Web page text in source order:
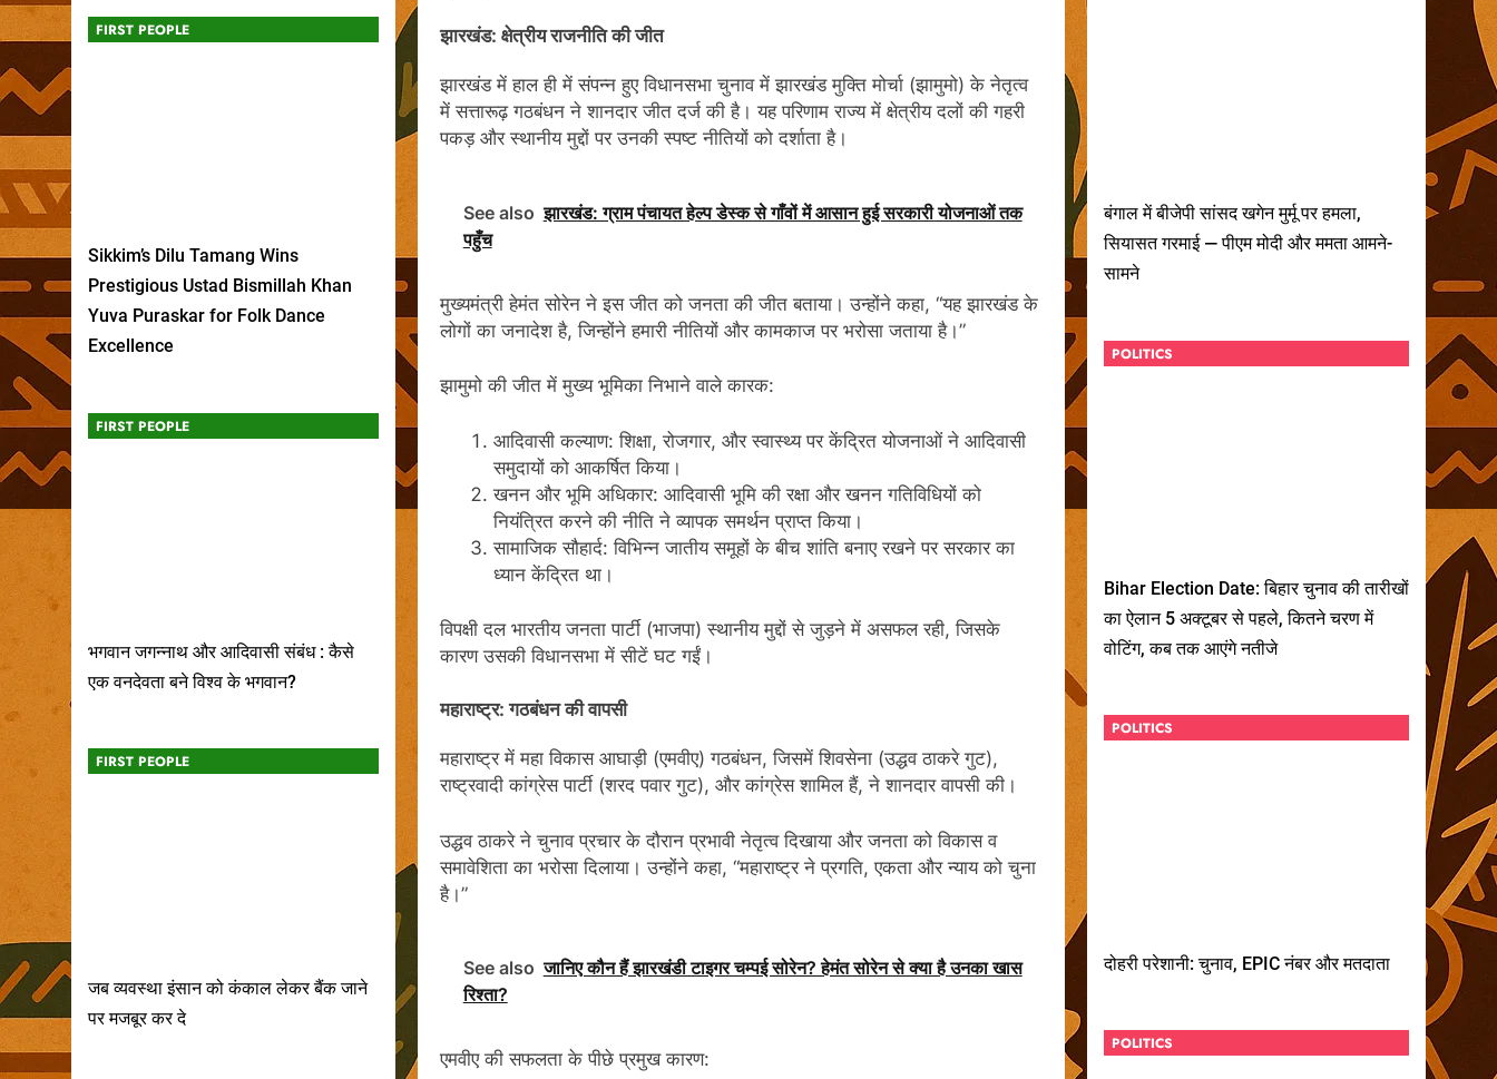
FIRST PEOPLE
Sikkim’s Dilu Tamang Wins
Prestigious Ustad Bismillah Khan
Yuva Puraskar for Folk Dance
Excellence
FIRST PEOPLE
भगवान जगन्नाथ और आदिवासी संबंध : कैसे
एक वनदेवता बने विश्व के भगवान?
FIRST PEOPLE
जब व्यवस्था इंसान को कंकाल लेकर बैंक जाने
पर मजबूर कर दे
झारखंड: क्षेत्रीय राजनीति की जीत
झारखंड में हाल ही में संपन्न हुए विधानसभा चुनाव में झारखंड मुक्ति मोर्चा (झामुमो) के नेतृत्व
में सत्तारूढ़ गठबंधन ने शानदार जीत दर्ज की है। यह परिणाम राज्य में क्षेत्रीय दलों की गहरी
पकड़ और स्थानीय मुद्दों पर उनकी स्पष्ट नीतियों को दर्शाता है।
See also झारखंड: ग्राम पंचायत हेल्प डेस्क से गाँवों में आसान हुई सरकारी योजनाओं तक
पहुँच
मुख्यमंत्री हेमंत सोरेन ने इस जीत को जनता की जीत बताया। उन्होंने कहा, “यह झारखंड के
लोगों का जनादेश है, जिन्होंने हमारी नीतियों और कामकाज पर भरोसा जताया है।”
झामुमो की जीत में मुख्य भूमिका निभाने वाले कारक:
आदिवासी कल्याण: शिक्षा, रोजगार, और स्वास्थ्य पर केंद्रित योजनाओं ने आदिवासी
समुदायों को आकर्षित किया।
खनन और भूमि अधिकार: आदिवासी भूमि की रक्षा और खनन गतिविधियों को
नियंत्रित करने की नीति ने व्यापक समर्थन प्राप्त किया।
सामाजिक सौहार्द: विभिन्न जातीय समूहों के बीच शांति बनाए रखने पर सरकार का
ध्यान केंद्रित था।
विपक्षी दल भारतीय जनता पार्टी (भाजपा) स्थानीय मुद्दों से जुड़ने में असफल रही, जिसके
कारण उसकी विधानसभा में सीटें घट गईं।
महाराष्ट्र: गठबंधन की वापसी
महाराष्ट्र में महा विकास आघाड़ी (एमवीए) गठबंधन, जिसमें शिवसेना (उद्धव ठाकरे गुट),
राष्ट्रवादी कांग्रेस पार्टी (शरद पवार गुट), और कांग्रेस शामिल हैं, ने शानदार वापसी की।
उद्धव ठाकरे ने चुनाव प्रचार के दौरान प्रभावी नेतृत्व दिखाया और जनता को विकास व
समावेशिता का भरोसा दिलाया। उन्होंने कहा, “महाराष्ट्र ने प्रगति, एकता और न्याय को चुना
है।”
See also जानिए कौन हैं झारखंडी टाइगर चम्पई सोरेन? हेमंत सोरेन से क्या है उनका खास
रिश्ता?
एमवीए की सफलता के पीछे प्रमुख कारण:
बंगाल में बीजेपी सांसद खगेन मुर्मू पर हमला,
सियासत गरमाई — पीएम मोदी और ममता आमने-
सामने
POLITICS
Bihar Election Date: बिहार चुनाव की तारीखों
का ऐलान 5 अक्टूबर से पहले, कितने चरण में
वोटिंग, कब तक आएंगे नतीजे
POLITICS
दोहरी परेशानी: चुनाव, EPIC नंबर और मतदाता
POLITICS